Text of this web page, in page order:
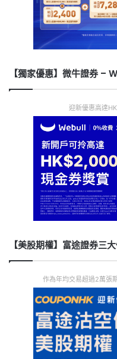
【獨家優惠】微牛證券 –
迎新優惠高達
【美股期權】富途證券三
作為年均交易超過2萬張